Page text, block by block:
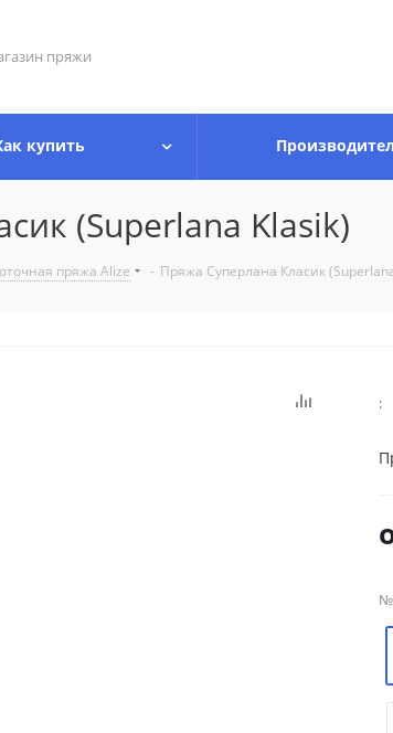
пряжи
купить
(Superlana Klasik)
пряжа Alize - Пряжа Суперлана Класик
:
№